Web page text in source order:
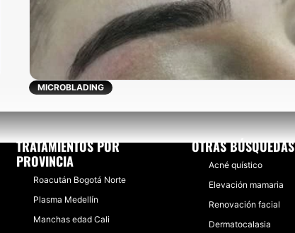
MICROBLADING
TRATAMIENTOS POR
PROVINCIA
Roacután Bogotá Norte
Plasma Medellín
Manchas edad Cali
OTRAS BÚSQUEDAS
Acné quístico
Elevación mamaria
Renovación facial
Dermatocalasia